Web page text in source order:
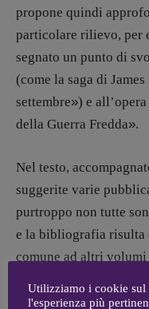
Coordinamento
Coordinamento Pulp
media:
Valentina Marcoli
propone quindi
particolare rilievo, per
segnato un punto di
(come la saga di
settembre») e
della Guerra Fredda».
Nel testo,
suggerite varie
purtroppo non tutte
e la bibliografia risulta
comune ad altri
spionaggioè prova di
Utilizziamo i cookie
l'esperienza più